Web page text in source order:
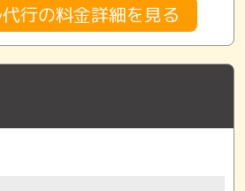
行の料金詳細を見る